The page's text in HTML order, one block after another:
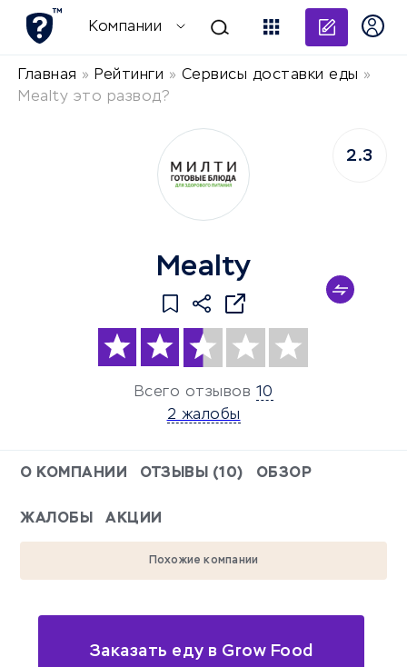
Компании
Главная » Рейтинги » Сервисы доставки еды »
Mealty это развод?
Mealty
Всего отзывов 10
2 жалобы
2.3
О КОМПАНИИ ОТЗЫВЫ (10) ОБЗОР
ЖАЛОБЫ АКЦИИ
Похожие компании
Заказать еду в Grow Food